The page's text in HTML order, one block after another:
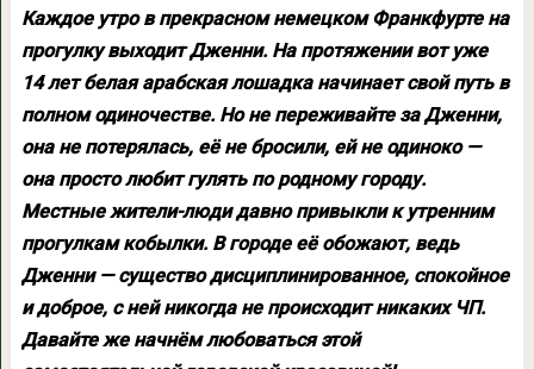
Каждое утро в прекрасном немецком Франкфурте на
прогулку выходит Дженни. На протяжении вот уже
14 лет белая арабская лошадка начинает свой путь в
полном одиночестве. Но не переживайте за Дженни,
она не потерялась, её не бросили, ей не одиноко —
она просто любит гулять по родному городу.
Местные жители-люди давно привыкли к утренним
прогулкам кобылки. В городе её обожают, ведь
Дженни — существо дисциплинированное, спокойное
и доброе, с ней никогда не происходит никаких ЧП.
Давайте же начнём любоваться этой